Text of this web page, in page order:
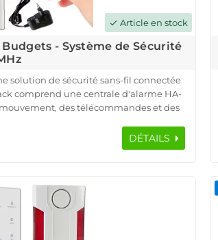
check Article en stock
- Système de Sécurité
solution de sécurité sans-fil connectée
comprend une centrale d'alarme HA-
des télécommandes et des
sécurisée à code tournant ASK, à sa
l'auto-protection contre le sabotage et
en cas d'incident. L'installation et la
surveiller et contrôler vos détecteurs à
mobile dédiée.
DÉTAILS